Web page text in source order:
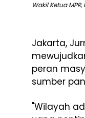
Wakil Ketua
Jakarta,
peran
sumber
"Wilayah